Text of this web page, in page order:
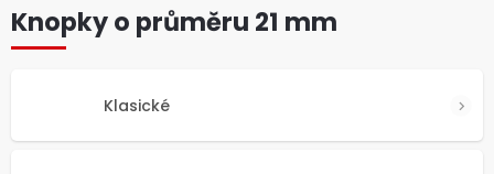
Knopky o průměru 21 mm
Klasické